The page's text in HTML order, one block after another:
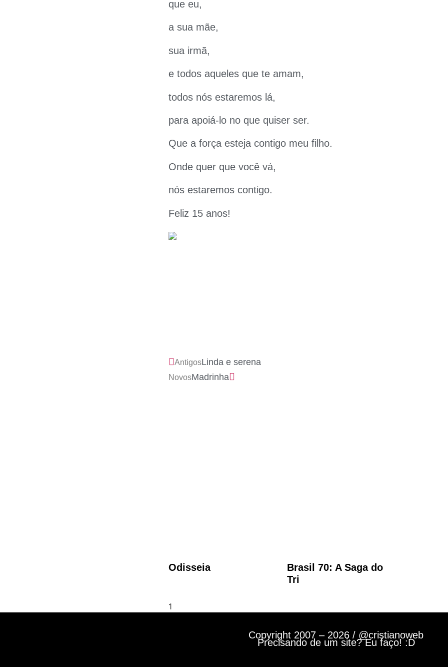
que eu,
a sua mãe,
sua irmã,
e todos aqueles que te amam,
todos nós estaremos lá,
para apoiá-lo no que quiser ser.
Que a força esteja contigo meu filho.
Onde quer que você vá,
nós estaremos contigo.
Feliz 15 anos!
AntigosLinda e serena
NovosMadrinha
Odisseia
Brasil 70: A Saga do
Tri
Copyright 2007 – 2026 / @cristianoweb
Precisando de um site? Eu faço! :D